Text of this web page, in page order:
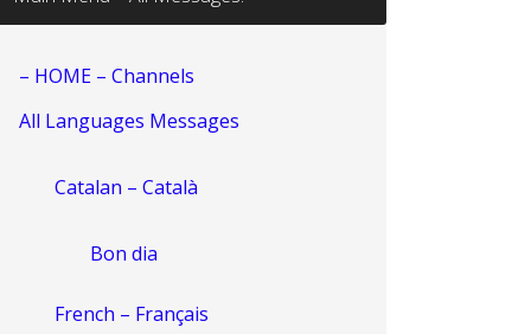
– HOME – Channels
All Languages Messages
Catalan – Català
Bon dia
French – Français